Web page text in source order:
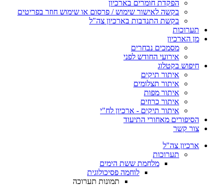
הפקדת חומרים בארכיון
בקשה לאישור שימוש / פרסום או שימוש חוזר בפריטים
בקשת התנדבות בארכיון צה"ל
תערוכות
מן הארכיון
מסמכים נבחרים
אירועי החודש לפני
חיפוש בקטלוג
איתור תיקים
איתור תצלומים
איתור מפות
איתור כרוזים
איתור תיקים - ארכיון לח"י
הסיפורים מאחורי התיעוד
צור קשר
ארכיון צה"ל
תערוכות
מלחמת ששת הימים
לוחמה פסיכולוגית
תמונות תערוכה